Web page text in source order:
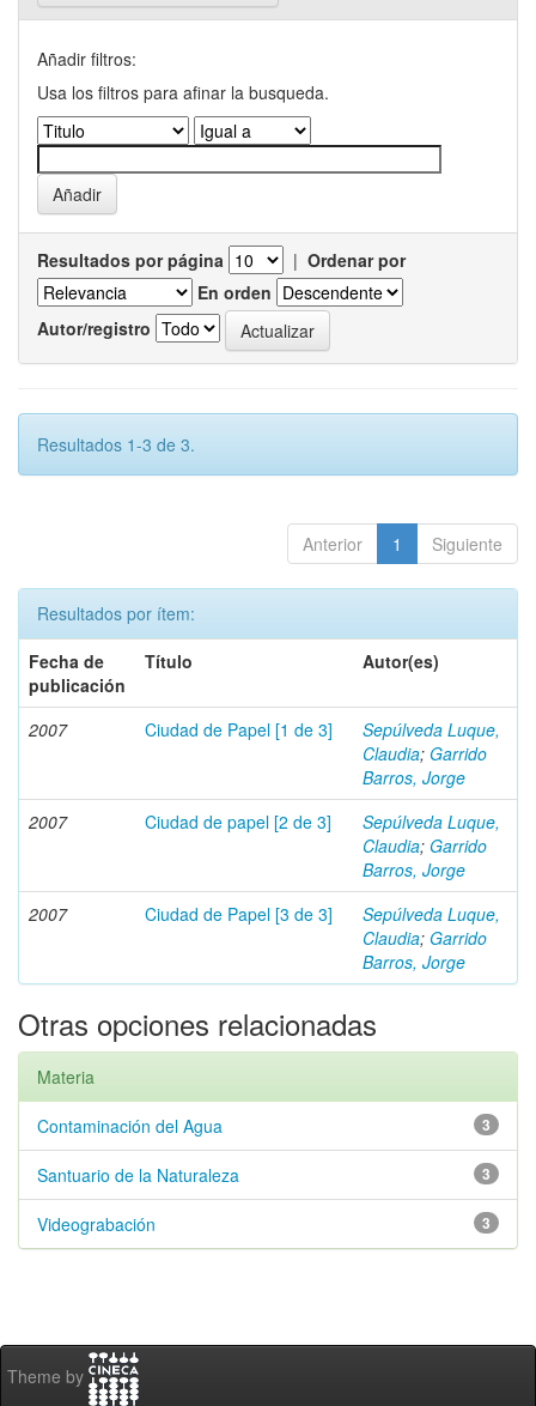
Añadir filtros:
Usa los filtros para afinar la busqueda.
Resultados por página | Ordenar por
En orden
Autor/registro
Resultados 1-3 de 3.
Anterior 1 Siguiente
Resultados por ítem:
Fecha de
publicación
Título Autor(es)
2007 Ciudad de Papel [1 de 3]
Sepúlveda Luque,
Claudia; Garrido
Barros, Jorge
2007
Ciudad de papel [2 de 3]
Sepúlveda Luque,
Claudia; Garrido
Barros, Jorge
2007
Ciudad de Papel [3 de 3]
Sepúlveda Luque,
Claudia; Garrido
Barros, Jorge
Otras opciones relacionadas
Materia
3
Contaminación del Agua
3
Santuario de la Naturaleza
3
Videograbación
Theme by